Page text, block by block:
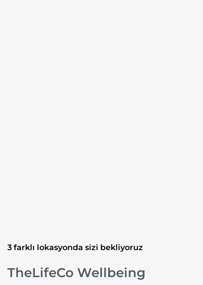
3 farklı lokasyonda sizi bekliyoruz
TheLifeCo Wellbeing